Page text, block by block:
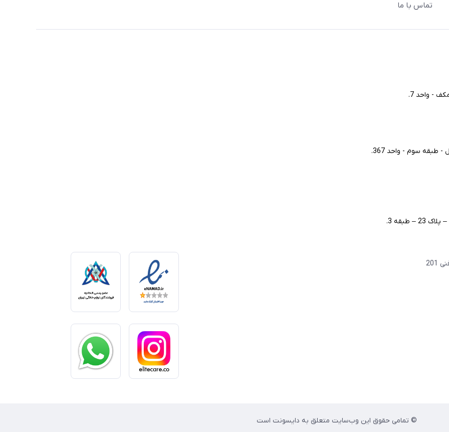
تماس با ما
- واحد 7.
سوم - واحد 367.
طبقه 3.
© تمامی حقوق این وب‌سایت متعلق به دایسونت است